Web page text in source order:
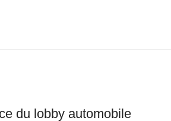
du lobby automobile